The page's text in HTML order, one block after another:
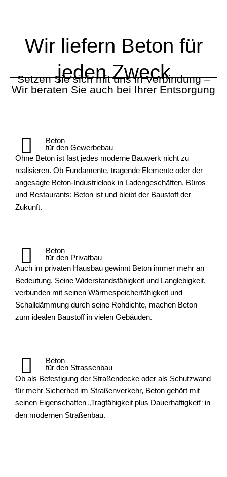
Wir liefern Beton für
jeden Zweck
Setzen Sie sich mit uns in Verbindung –
Wir beraten Sie auch bei Ihrer Entsorgung
Beton
für den Gewerbebau
Ohne Beton ist fast jedes moderne Bauwerk nicht zu
realisieren. Ob Fundamente, tragende Elemente oder der
angesagte Beton-Industrielook in Ladengeschäften, Büros
und Restaurants: Beton ist und bleibt der Baustoff der
Zukunft.
Beton
für den Privatbau
Auch im privaten Hausbau gewinnt Beton immer mehr an
Bedeutung. Seine Widerstandsfähigkeit und Langlebigkeit,
verbunden mit seinen Wärmespeicherfähigkeit und
Schalldämmung durch seine Rohdichte, machen Beton
zum idealen Baustoff in vielen Gebäuden.
Beton
für den Strassenbau
Ob als Befestigung der Straßendecke oder als Schutzwand
für mehr Sicherheit im Straßenverkehr, Beton gehört mit
seinen Eigenschaften „Tragfähigkeit plus Dauerhaftigkeit“ in
den modernen Straßenbau.